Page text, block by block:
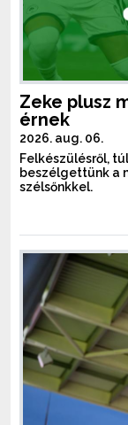
Zeke plusz
érnek
2026. aug. 06.
Felkészülésről,
beszélgettünk a
szélsőnkkel.